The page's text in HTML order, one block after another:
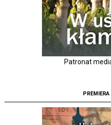
Patronat